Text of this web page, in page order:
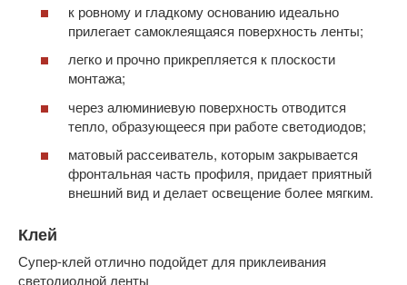
к ровному и гладкому основанию идеально
прилегает самоклеящаяся поверхность ленты;
легко и прочно прикрепляется к плоскости
монтажа;
через алюминиевую поверхность отводится
тепло, образующееся при работе светодиодов;
матовый рассеиватель, которым закрывается
фронтальная часть профиля, придает приятный
внешний вид и делает освещение более мягким.
Клей
Супер-клей отлично подойдет для приклеивания
светодиодной ленты